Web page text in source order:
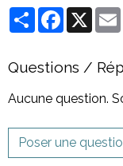
PartagerFacebook
X
Questions /
Aucune question.
Poser une